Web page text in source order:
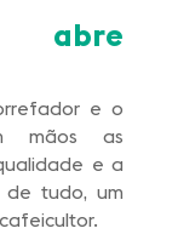
abre
e o
mãos as
e a
tudo, um